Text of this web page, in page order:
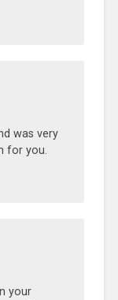
was very
for you.
your